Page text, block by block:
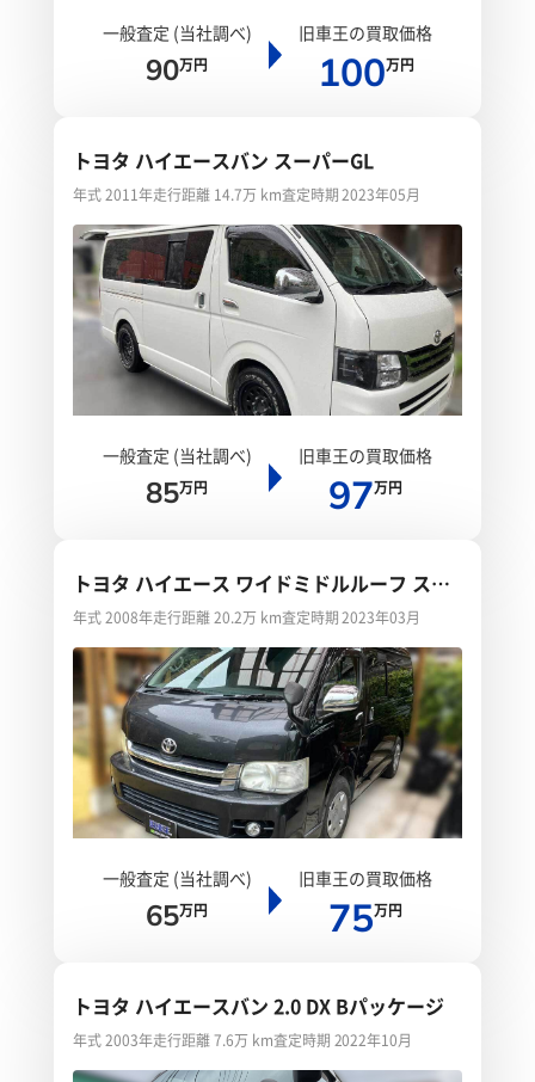
一般査定 (当社調べ)
90万円
旧車王の買取価格
100万円
トヨタ ハイエースバン スーパーGL
年式 2011年走行距離 14.7万 km査定時期 2023年05月
一般査定 (当社調べ)
85万円
旧車王の買取価格
97万円
トヨタ ハイエース ワイドミドルルーフ スー
パーGL
年式 2008年走行距離 20.2万 km査定時期 2023年03月
一般査定 (当社調べ)
65万円
旧車王の買取価格
75万円
トヨタ ハイエースバン 2.0 DX Bパッケージ
年式 2003年走行距離 7.6万 km査定時期 2022年10月